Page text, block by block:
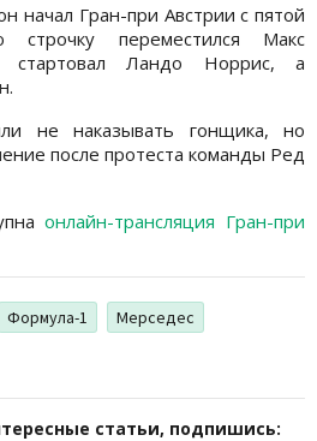
начал Гран-при Австрии с пятой
переместился Макс
стартовал Ландо Норрис, а
не наказывать гонщика, но
после протеста команды Ред
онлайн-трансляция Гран-при
Формула-1
Мерседес
статьи, подпишись: